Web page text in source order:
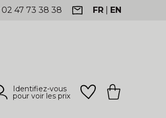
02 47 73 38 38 FR EN
Identifiez-vous
pour voir les prix